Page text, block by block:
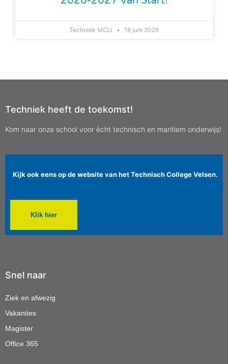
Techniek MCIJ 18 juni 2026
Techniek heeft de toekomst!
Kom naar onze school voor ècht technisch en maritiem onderwijs!
Kijk ook eens op de website van het Technisch College Velsen.
Klik hier
Snel naar
Ziek en afwezig
Vakanties
Magister
Office 365